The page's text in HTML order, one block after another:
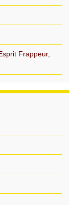
Frappeur,